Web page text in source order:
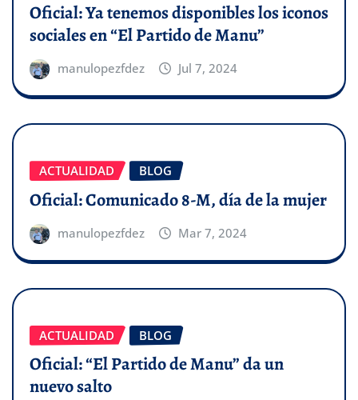
Oficial: Ya tenemos disponibles los iconos
sociales en “El Partido de Manu”
manulopezfdez Jul 7, 2024
ACTUALIDAD BLOG
Oficial: Comunicado 8-M, día de la mujer
manulopezfdez Mar 7, 2024
ACTUALIDAD BLOG
Oficial: “El Partido de Manu” da un
nuevo salto